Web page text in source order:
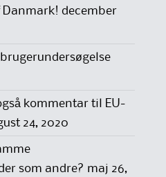
Danmark! december
kommentar til EU-
24, 2020
som andre? maj 26,